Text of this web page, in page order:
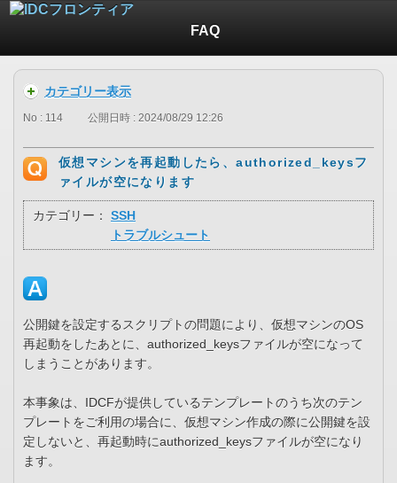
FAQ
カテゴリー表示
No : 114 公開日時 : 2024/08/29 12:26
仮想マシンを再起動したら、authorized_keysフ
ァイルが空になります
カテゴリー：
SSH
トラブルシュート
公開鍵を設定するスクリプトの問題により、仮想マシンのOS
再起動をしたあとに、authorized_keysファイルが空になって
しまうことがあります。
本事象は、IDCFが提供しているテンプレートのうち次のテン
プレートをご利用の場合に、仮想マシン作成の際に公開鍵を設
定しないと、再起動時にauthorized_keysファイルが空になり
ます。